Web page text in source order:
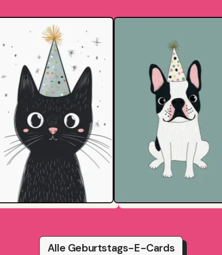
Alle Geburtstags-E-Cards